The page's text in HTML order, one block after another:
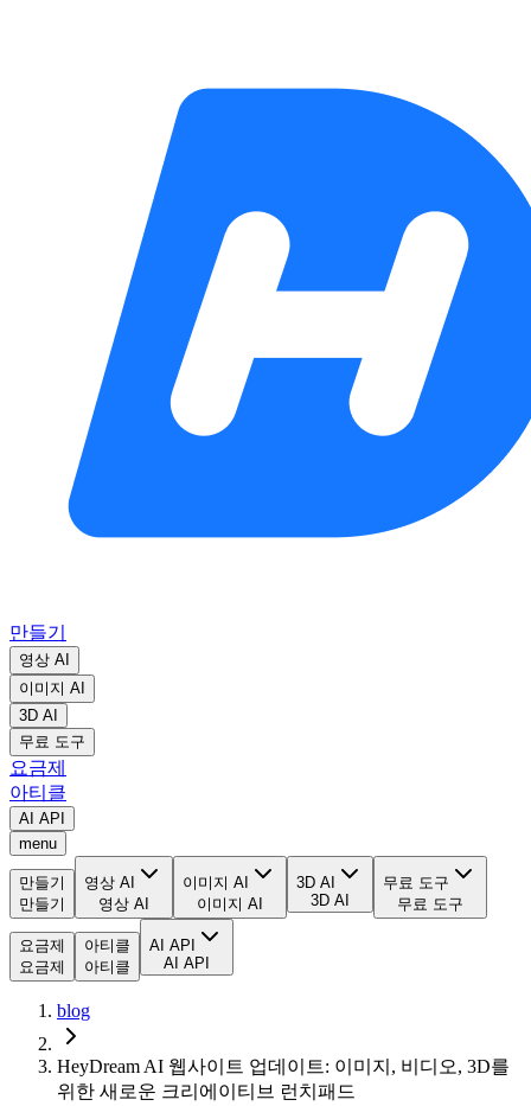
만들기
영상 AI
이미지 AI
3D AI
무료 도구
요금제
아티클
AI API
menu
만들기
만들기
영상 AI
영상 AI
이미지 AI
이미지 AI
3D AI
3D AI
무료 도구
무료 도구
요금제
요금제
아티클
아티클
AI API
AI API
blog
HeyDream AI 웹사이트 업데이트: 이미지, 비디오, 3D를
위한 새로운 크리에이티브 런치패드